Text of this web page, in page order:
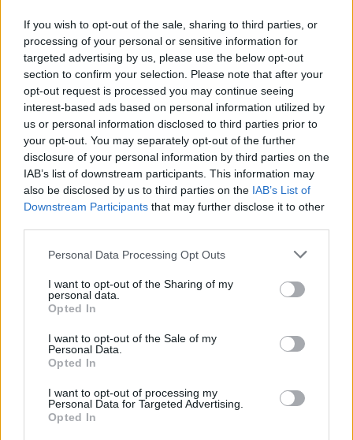
If you wish to opt-out of the sale, sharing to third parties, or
processing of your personal or sensitive information for
targeted advertising by us, please use the below opt-out
section to confirm your selection. Please note that after your
opt-out request is processed you may continue seeing
interest-based ads based on personal information utilized by
us or personal information disclosed to third parties prior to
your opt-out. You may separately opt-out of the further
disclosure of your personal information by third parties on the
IAB’s list of downstream participants. This information may
also be disclosed by us to third parties on the IAB’s List of
Downstream Participants that may further disclose it to other
Personal Data Processing Opt Outs
I want to opt-out of the Sharing of my
personal data.
Opted In
I want to opt-out of the Sale of my
Personal Data.
Opted In
I want to opt-out of processing my
Personal Data for Targeted Advertising.
Opted In